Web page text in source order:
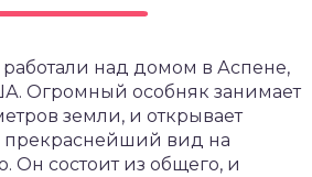
над домом в Аспене,
Огромный особняк занимает
земли, и открывает
прекраснейший вид на
Он состоит из общего, и